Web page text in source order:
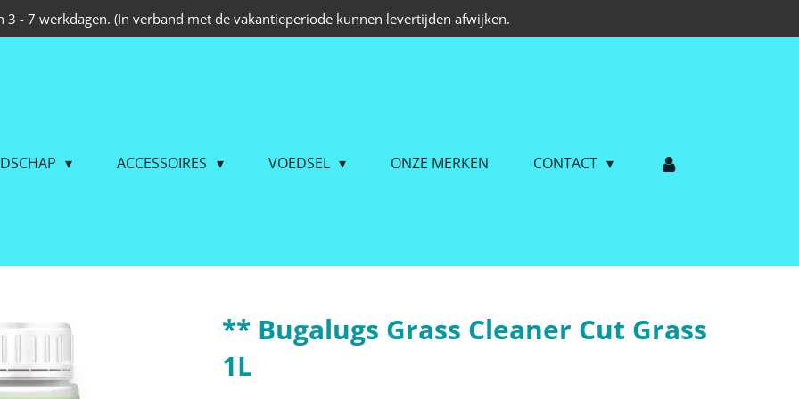
3 - 7 werkdagen. (In verband met de vakantieperiode kunnen levertijden afwijken.
ACCESSOIRES VOEDSEL ONZE MERKEN CONTACT
** Bugalugs Grass Cleaner Cut Grass
1L